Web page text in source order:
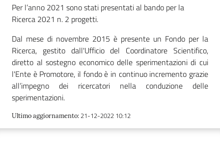
Per l’anno 2021 sono stati presentati al bando per la
Ricerca 2021 n. 2 progetti.
Dal mese di novembre 2015 è presente un Fondo per la
Ricerca, gestito dall'Ufficio del Coordinatore Scientifico,
diretto al sostegno economico delle sperimentazioni di cui
l'Ente è Promotore, il fondo è in continuo incremento grazie
all’impegno dei ricercatori nella conduzione delle
sperimentazioni.
Ultimo aggiornamento: 21-12-2022 10:12